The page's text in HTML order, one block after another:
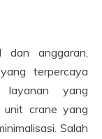
dan anggaran,
terpercaya
layanan yang
unit crane yang
Salah